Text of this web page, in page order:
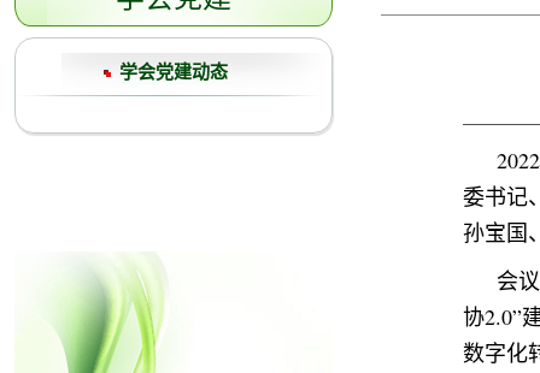
学会党建动态
委书记
孙宝国
会
协2.0”
数字化